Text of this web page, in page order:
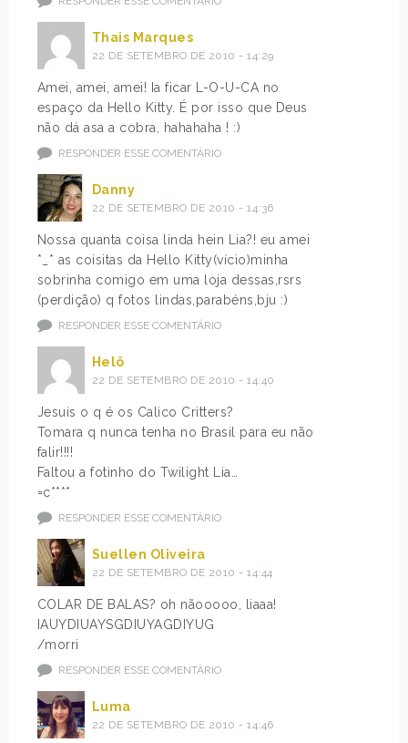
Thais Marques
22 DE SETEMBRO DE 2010 - 14:29
Amei, amei, amei! Ia ficar L-O-U-CA no
espaço da Hello Kitty. É por isso que Deus
não dá asa a cobra, hahahaha ! :)
RESPONDER ESSE COMENTÁRIO
Danny
22 DE SETEMBRO DE 2010 - 14:36
Nossa quanta coisa linda hein Lia?! eu amei
*_* as coisitas da Hello Kitty(vício)minha
sobrinha comigo em uma loja dessas,rsrs
(perdição) q fotos lindas,parabéns,bju :)
RESPONDER ESSE COMENTÁRIO
Helô
22 DE SETEMBRO DE 2010 - 14:40
Jesuis o q é os Calico Critters?
Tomara q nunca tenha no Brasil para eu não
falir!!!!
Faltou a fotinho do Twilight Lia…
=c****
RESPONDER ESSE COMENTÁRIO
Suellen Oliveira
22 DE SETEMBRO DE 2010 - 14:44
COLAR DE BALAS? oh nãooooo, liaaa!
IAUYDIUAYSGDIUYAGDIYUG
/morri
RESPONDER ESSE COMENTÁRIO
Luma
22 DE SETEMBRO DE 2010 - 14:46